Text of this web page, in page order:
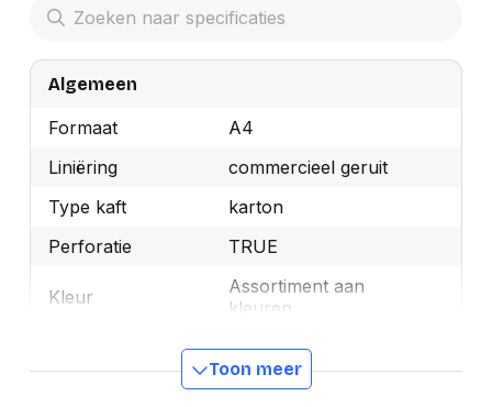
Algemeen
Formaat
A4
Liniëring
commercieel geruit
Type kaft
karton
Perforatie
TRUE
Kleur
Assortiment aan
kleuren
EU Ecolabel
Oxford
Toon meer